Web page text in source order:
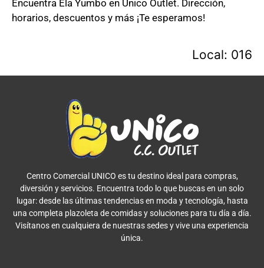
Encuentra Ela Yumbo en Unico Outlet. Dirección,
horarios, descuentos y más ¡Te esperamos!
Local: 016
Centro Comercial UNICO es tu destino ideal para compras,
diversión y servicios. Encuentra todo lo que buscas en un solo
lugar: desde las últimas tendencias en moda y tecnología, hasta
una completa plazoleta de comidas y soluciones para tu día a día.
Visítanos en cualquiera de nuestras sedes y vive una experiencia
única.